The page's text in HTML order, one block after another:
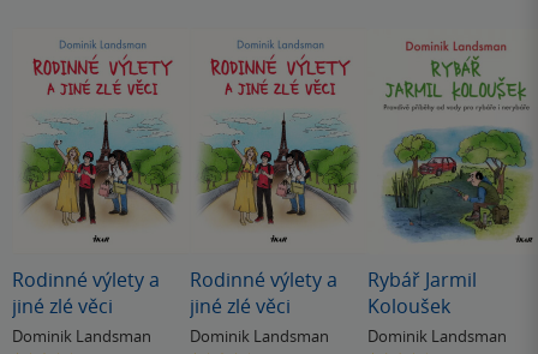
Rodinné výlety a
jiné zlé věci
Dominik Landsman
Rodinné výlety a
jiné zlé věci
Dominik Landsman
Rybář Jarmil
Koloušek
Dominik Landsman